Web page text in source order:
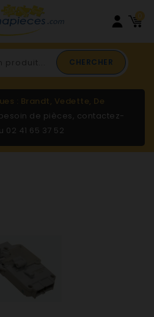
0
CHERCHER
: Brandt, Vedette, De
de pièces, contactez-
02 41 65 37 52